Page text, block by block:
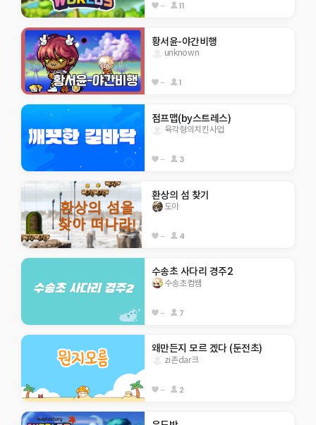
-- 11
황서윤-야간비행
unknown
-- 1
점프맵(by스트레스)
육각형의치킨사업
-- 3
환상의 섬 찾기
도아
-- 4
수송초 사다리 경주2
수송초컴쌤
-- 7
왜만든지 모르 겠다 (둔전초)
zi존dar크
-- 2